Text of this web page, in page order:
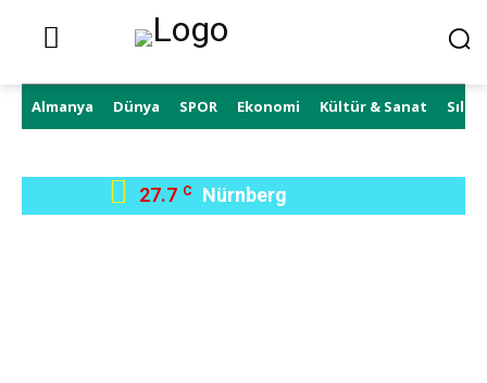
Almanya Dünya SPOR Ekonomi Kültür & Sanat Sıla
27.7 C Nürnberg